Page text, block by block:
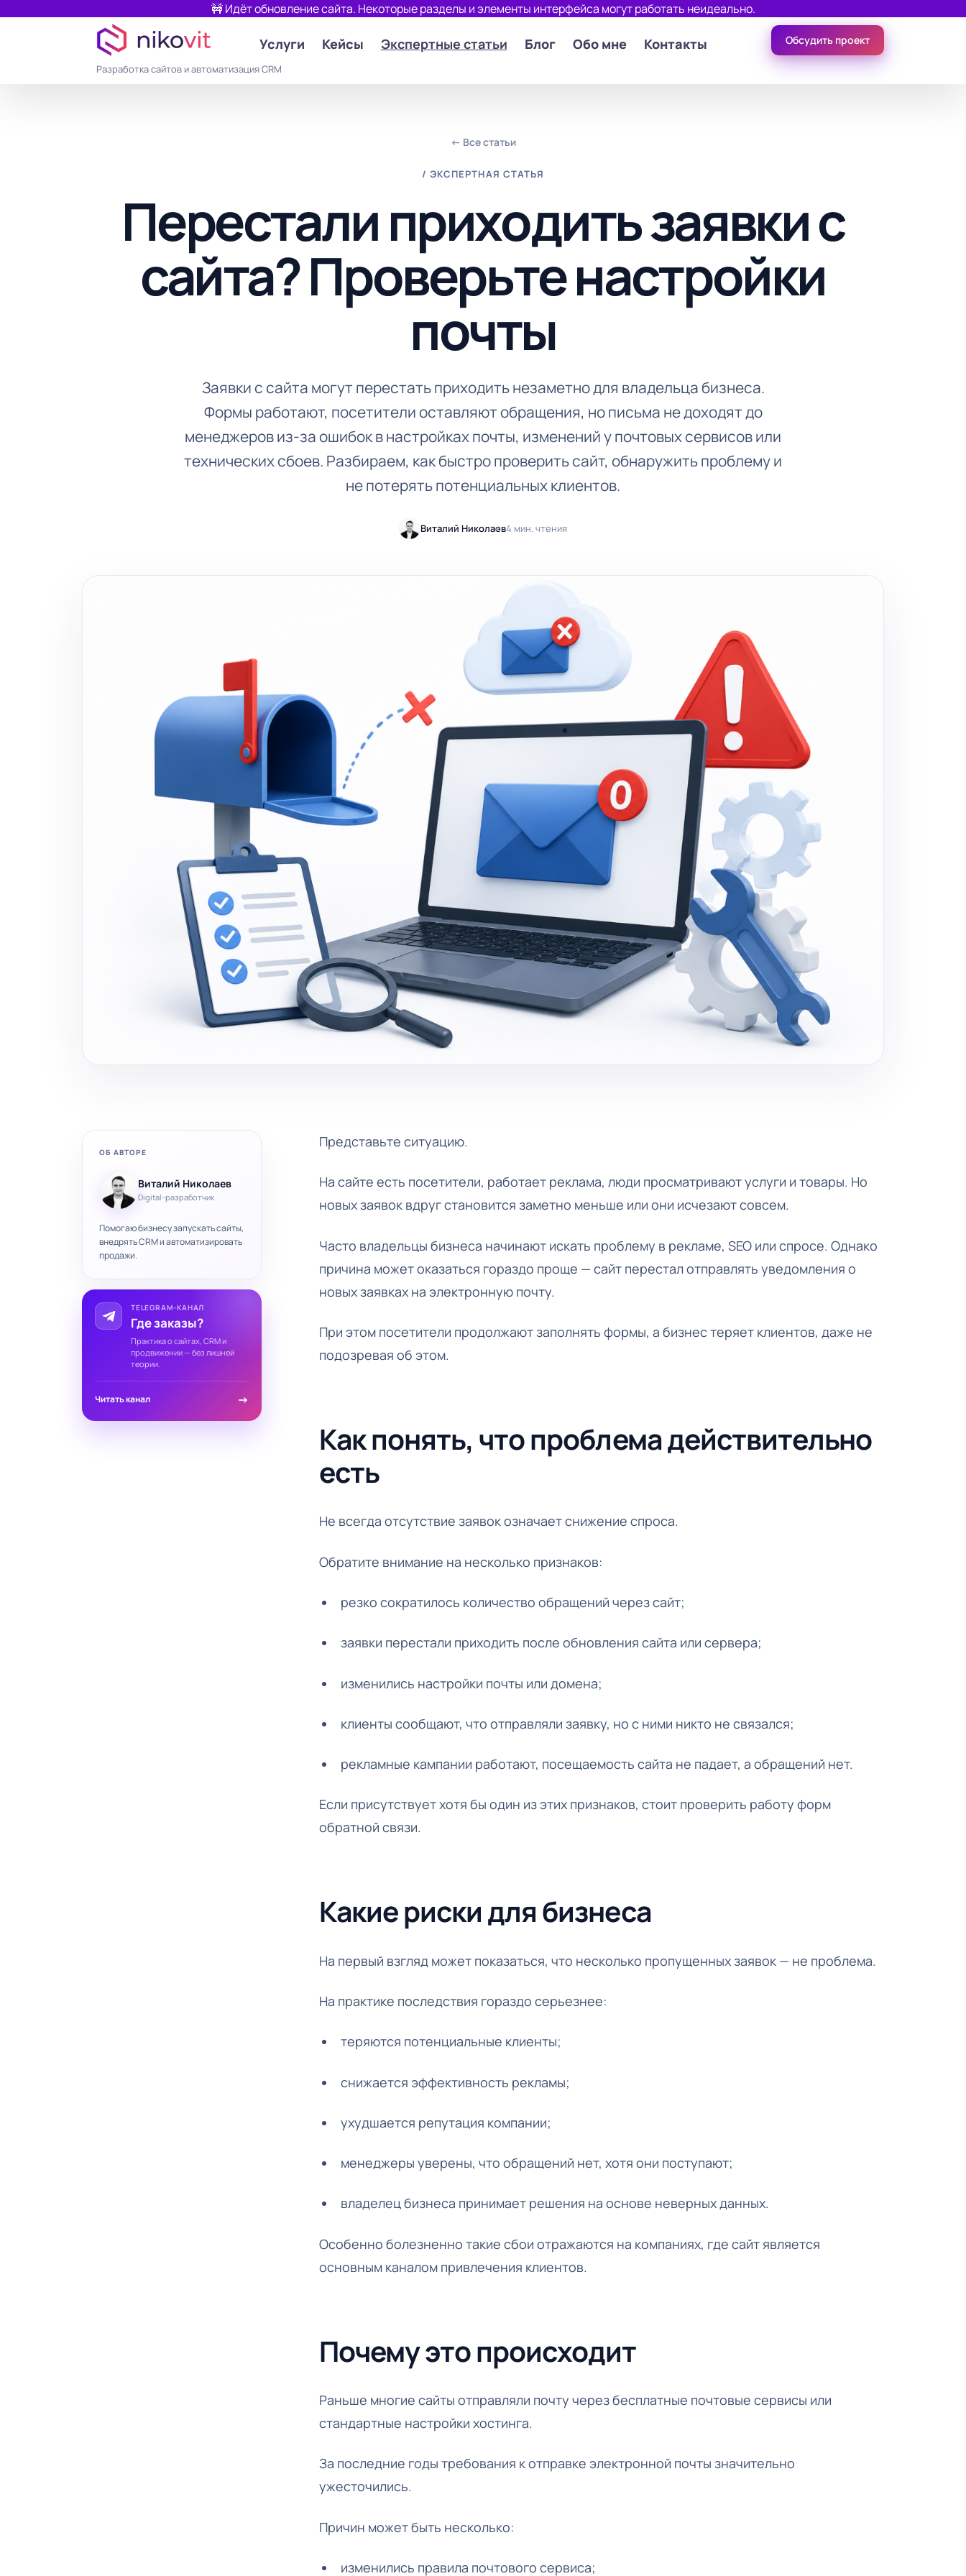
🚧 Идёт обновление сайта. Некоторые разделы и элементы интерфейса могут работать неидеально.
Услуги Кейсы Экспертные статьи Блог Обо мне Контакты Обсудить проект
Разработка сайтов и автоматизация CRM
← Все статьи
/ ЭКСПЕРТНАЯ СТАТЬЯ
Перестали приходить заявки с
сайта? Проверьте настройки
почты
Заявки с сайта могут перестать приходить незаметно для владельца бизнеса.
Формы работают, посетители оставляют обращения, но письма не доходят до
менеджеров из-за ошибок в настройках почты, изменений у почтовых сервисов или
технических сбоев. Разбираем, как быстро проверить сайт, обнаружить проблему и
не потерять потенциальных клиентов.
Виталий Николаев4 мин. чтения
ОБ АВТОРЕ
Виталий Николаев
Digital-разработчик
Помогаю бизнесу запускать сайты,
внедрять CRM и автоматизировать
продажи.
TELEGRAM-КАНАЛ
Где заказы?
Практика о сайтах, CRM и
продвижении — без лишней
теории.
Читать канал →
Представьте ситуацию.
На сайте есть посетители, работает реклама, люди просматривают услуги и товары. Но
новых заявок вдруг становится заметно меньше или они исчезают совсем.
Часто владельцы бизнеса начинают искать проблему в рекламе, SEO или спросе. Однако
причина может оказаться гораздо проще — сайт перестал отправлять уведомления о
новых заявках на электронную почту.
При этом посетители продолжают заполнять формы, а бизнес теряет клиентов, даже не
подозревая об этом.
Как понять, что проблема действительно
есть
Не всегда отсутствие заявок означает снижение спроса.
Обратите внимание на несколько признаков:
резко сократилось количество обращений через сайт;
заявки перестали приходить после обновления сайта или сервера;
изменились настройки почты или домена;
клиенты сообщают, что отправляли заявку, но с ними никто не связался;
рекламные кампании работают, посещаемость сайта не падает, а обращений нет.
Если присутствует хотя бы один из этих признаков, стоит проверить работу форм
обратной связи.
Какие риски для бизнеса
На первый взгляд может показаться, что несколько пропущенных заявок — не проблема.
На практике последствия гораздо серьезнее:
теряются потенциальные клиенты;
снижается эффективность рекламы;
ухудшается репутация компании;
менеджеры уверены, что обращений нет, хотя они поступают;
владелец бизнеса принимает решения на основе неверных данных.
Особенно болезненно такие сбои отражаются на компаниях, где сайт является
основным каналом привлечения клиентов.
Почему это происходит
Раньше многие сайты отправляли почту через бесплатные почтовые сервисы или
стандартные настройки хостинга.
За последние годы требования к отправке электронной почты значительно
ужесточились.
Причин может быть несколько:
изменились правила почтового сервиса;